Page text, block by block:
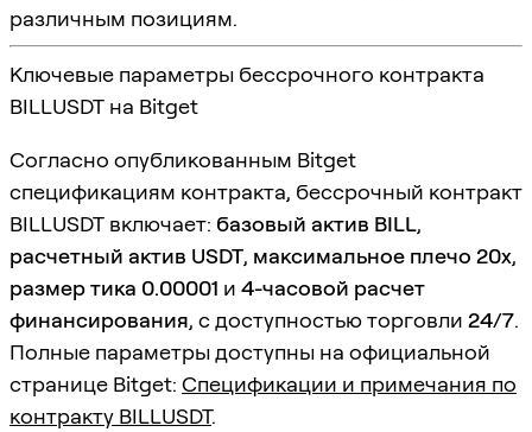
различным позициям.
Ключевые параметры бессрочного контракта
BILLUSDT на Bitget
Согласно опубликованным Bitget
спецификациям контракта, бессрочный контракт
BILLUSDT включает: базовый актив BILL,
расчетный актив USDT, максимальное плечо 20x,
размер тика 0.00001 и 4-часовой расчет
финансирования, с доступностью торговли 24/7.
Полные параметры доступны на официальной
странице Bitget: Спецификации и примечания по
контракту BILLUSDT.